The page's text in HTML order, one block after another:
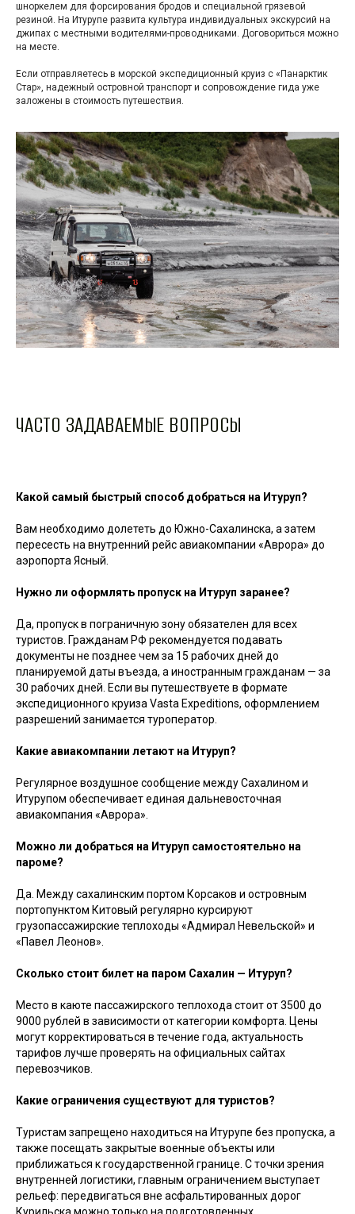
шноркелем для форсирования бродов и специальной грязевой
резиной. На Итурупе развита культура индивидуальных экскурсий на
джипах с местными водителями-проводниками. Договориться можно
на месте.
Если отправляетесь в морской экспедиционный круиз с «Панарктик
Стар», надежный островной транспорт и сопровождение гида уже
заложены в стоимость путешествия.
ЧАСТО ЗАДАВАЕМЫЕ ВОПРОСЫ
Какой самый быстрый способ добраться на Итуруп?
Вам необходимо долететь до Южно-Сахалинска, а затем
пересесть на внутренний рейс авиакомпании «Аврора» до
аэропорта Ясный.
Нужно ли оформлять пропуск на Итуруп заранее?
Да, пропуск в пограничную зону обязателен для всех
туристов. Гражданам РФ рекомендуется подавать
документы не позднее чем за 15 рабочих дней до
планируемой даты въезда, а иностранным гражданам — за
30 рабочих дней. Если вы путешествуете в формате
экспедиционного круиза Vasta Expeditions, оформлением
разрешений занимается туроператор.
Какие авиакомпании летают на Итуруп?
Регулярное воздушное сообщение между Сахалином и
Итурупом обеспечивает единая дальневосточная
авиакомпания «Аврора».
Можно ли добраться на Итуруп самостоятельно на
пароме?
Да. Между сахалинским портом Корсаков и островным
портопунктом Китовый регулярно курсируют
грузопассажирские теплоходы «Адмирал Невельской» и
«Павел Леонов».
Сколько стоит билет на паром Сахалин — Итуруп?
Место в каюте пассажирского теплохода стоит от 3500 до
9000 рублей в зависимости от категории комфорта. Цены
могут корректироваться в течение года, актуальность
тарифов лучше проверять на официальных сайтах
перевозчиков.
Какие ограничения существуют для туристов?
Туристам запрещено находиться на Итурупе без пропуска, а
также посещать закрытые военные объекты или
приближаться к государственной границе. С точки зрения
внутренней логистики, главным ограничением выступает
рельеф: передвигаться вне асфальтированных дорог